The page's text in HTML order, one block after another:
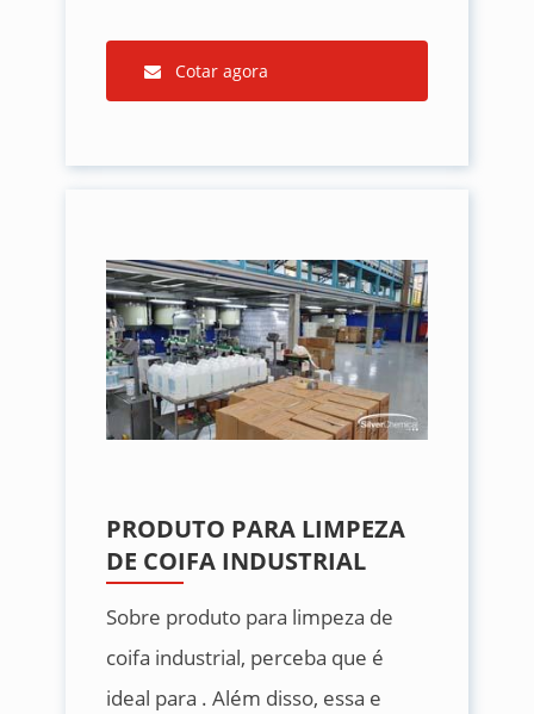
Cotar agora
PRODUTO PARA LIMPEZA
DE COIFA INDUSTRIAL
Sobre produto para limpeza de
coifa industrial, perceba que é
ideal para . Além disso, essa e